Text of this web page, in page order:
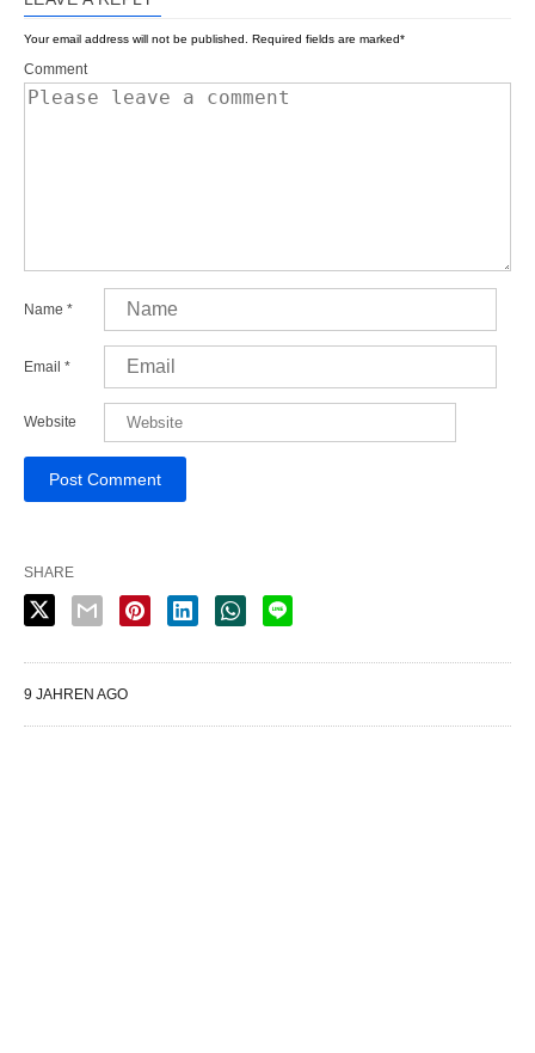
Your email address will not be published. Required fields are marked*
Comment
Name *
Email *
Website
SHARE
9 JAHREN AGO